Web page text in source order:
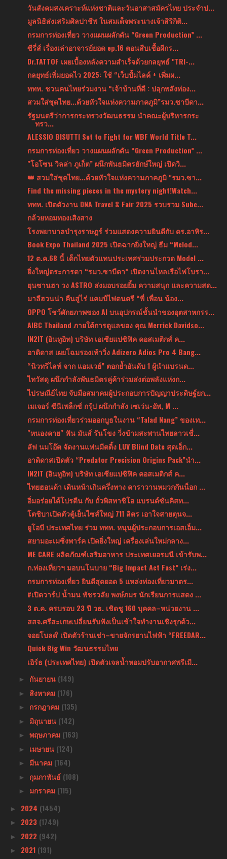
วันสังคมสงเคราะห์แห่งชาติและวันอาสาสมัครไทย ประจำป...
มูลนิธิส่งเสริมศิลปาชีพ ในสมเด็จพระนางเจ้าสิริกิติ...
กรมการท่องเที่ยว วางแผนผลักดัน “Green Production” ...
ซีรี่ส์ เรื่องเล่าอาจารย์ยอด ep.16 ตอนสืบเชื้อผีกร...
Dr.TATTOF เผยเบื้องหลังความสำเร็จด้วยกลยุทธ์ "TRI-...
กลยุทธ์เพิ่มยอดไว 2025: ใช้ “เว็บปั้มไลค์ + เพิ่มผ...
ททท. ชวนคนไทยร่วมงาน “เจ้าบ้านที่ดี : ปลุกพลังท่อง...
สวมใส่ชุดไทย...ด้วยหัวใจแห่งความภาคภูมิ”รมว.ซาบีดา...
รัฐมนตรีว่าการกระทรวงวัฒนธรรม นำคณะผู้บริหารกระ
ทรว...
ALESSIO BISUTTI Set to Fight for WBF World Title T...
กรมการท่องเที่ยว วางแผนผลักดัน “Green Production” ...
"โอโซน วิลล่า ภูเก็ต” ผนึกพันธมิตรยักษ์ใหญ่ เปิดวิ...
👑 สวมใส่ชุดไทย...ด้วยหัวใจแห่งความภาคภูมิ "รมว.ซา...
Find the missing pieces in the mystery night!Watch...
ททท. เปิดตัวงาน DNA Travel & Fair 2025 รวบรวม Subc...
กล้วยหอมทองเสิงสาง
โรงพยาบาลบำรุงราษฎร์ ร่วมแสดงความยินดีกับ ดร.อาทิร...
Book Expo Thailand 2025 เปิดฉากยิ่งใหญ่ ธีม “Melod...
12 ต.ค.68 นี้ เด็กไทยตัวแทนประเทศร่วมประกวด Model ...
ยิ่งใหญ่ตระการตา “รมว.ซาบีดา” เปิดงานไหลเรือไฟโบรา...
ยุนซานฮา วง ASTRO ส่งมอบรอยยิ้ม ความสนุก และความสด...
มาลีฮวนน่า คืนสู่ไร่ แคมป์ไฟดนตรี “พี่ เพื่อน น้อง...
OPPO โชว์ศักยภาพของ AI บนอุปกรณ์ชั้นนำของอุตสาหกรร...
AIBC Thailand ภายใต้การดูแลของ คุณ Merrick Davidso...
IN2IT (อินทูอิท) บริษัท เอเซียแปซิฟิค คอสเมติกส์ ค...
อาดิดาส เผยโฉมรองเท้าวิ่ง Adizero Adios Pro 4 Bang...
“นิวทริไลท์ จาก แอมเวย์” ตอกย้ำอันดับ 1 ผู้นำแบรนด...
ไทวัสดุ ผนึกกำลังพันธมิตรคู่ค้าร่วมส่งต่อพลังแห่งก...
ไปรษณีย์ไทย จับมือสมาคมผู้ประกอบการปัญญาประดิษฐ์ยก...
เมเจอร์ ซีนีเพล็กซ์ กรุ้ป ผนึกกำลัง เซเว่น-อัพ, M ...
กรมการท่องเที่ยวร่วมออกบูธในงาน “Talad Nang” ของเท...
"หนองคาย" ฟัน มันส์ รันโขง วิ่งข้ามสะพานไทยลาวเชื่...
ลัฟ นมโอ๊ต จัดงานแฟนมีตติ้ง LUV Blind Date สุดเอ็ก...
อาดิดาสเปิดตัว “Predator Precision Origins Pack”นำ...
IN2IT (อินทูอิท) บริษัท เอเซียแปซิฟิค คอสเมติกส์ ค...
ไทยฮอนด้า เดินหน้าเกินครึ่งทาง คาราวานหมวกกันน็อก ...
อิ่มอร่อยได้โปรตีน กับ ถั่วพิสทาชิโอ แบรนด์ซันคิสท...
โตชิบาเปิดตัวตู้เย็นไซส์ใหญ่ 711 ลิตร เอาใจสายตุนจ...
ยูโอบี ประเทศไทย ร่วม ททท. หนุนผู้ประกอบการเอสเอ็ม...
สยามอะเมซิ่งพาร์ค เปิดยิ่งใหญ่ เครื่องเล่นใหม่กลาง...
ME CARE ผลิตภัณฑ์เสริมอาหาร ประเทศเยอรมนี เข้ารับพ...
ก.ท่องเที่ยวฯ มอบนโนบาย “Big Impact Act Fast” เร่ง...
กรมการท่องเที่ยว ยินดีสุดยอด 5 แหล่งท่องเที่ยวมาตร...
#เปิดวาร์ป น้ำมน พัชรวลัย พงษ์ภมร นักเรียนการแสดง ...
3 ต.ค. ครบรอบ 23 ปี วธ. เชิดชู 160 บุคคล–หน่วยงาน ...
สสจ.ศรีสะเกษเปลี่ยนรับฟังเป็นเข้าใจทำงานเชิงรุกด้ว...
จอยโบลด์' เปิดตัวร้านเช่า–ขายจักรยานไฟฟ้า “FREEDAR...
Quick Big Win วัฒนธรรมไทย
เอิร์ธ (ประเทศไทย) เปิดตัวเจลน้ำหอมปรับอากาศพรีเมี...
► กันยายน (149)
► สิงหาคม (176)
► กรกฎาคม (135)
► มิถุนายน (142)
► พฤษภาคม (163)
► เมษายน (124)
► มีนาคม (164)
► กุมภาพันธ์ (108)
► มกราคม (115)
► 2024 (1454)
► 2023 (1749)
► 2022 (942)
► 2021 (191)